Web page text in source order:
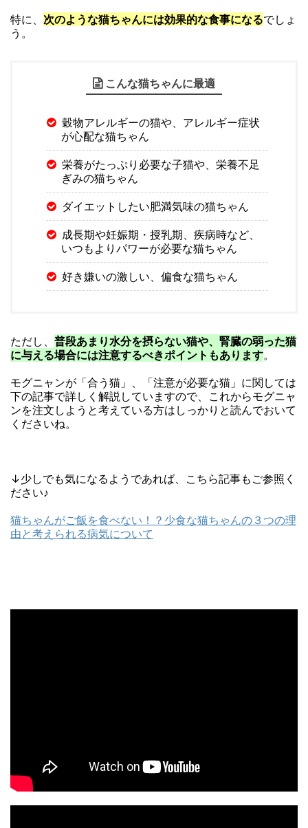
特に、 次のような猫ちゃんには効果的な食事になるでしょ
う。
こんな猫ちゃんに最適
穀物アレルギーの猫や、アレルギー症状
が心配な猫ちゃん
栄養がたっぷり必要な子猫や、栄養不足
ぎみの猫ちゃん
ダイエットしたい肥満気味の猫ちゃん
成長期や妊娠期・授乳期、疾病時など、
いつもよりパワーが必要な猫ちゃん
好き嫌いの激しい、偏食な猫ちゃん
ただし、 普段あまり水分を摂らない猫や、腎臓の弱った猫
に与える場合には注意するべきポイントもあります。
モグニャンが「合う猫」、「注意が必要な猫」に関しては
下の記事で詳しく解説していますので、これからモグニャ
ンを注文しようと考えている方はしっかりと読んでおいて
くださいね。
↓少しでも気になるようであれば、こちら記事もご参照く
ださい♪
猫ちゃんがご飯を食べない！？少食な猫ちゃんの３つの理
由と考えられる病気について